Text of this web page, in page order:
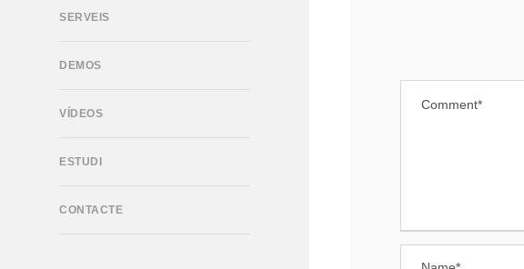
SERVEIS
DEMOS
VÍDEOS
ESTUDI
CONTACTE